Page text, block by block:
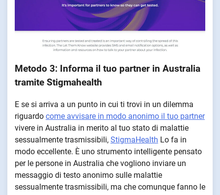
Metodo 3: Informa il tuo partner in Australia
tramite Stigmahealth
E se si arriva a un punto in cui ti trovi in un dilemma
riguardo come avvisare in modo anonimo il tuo partner
vivere in Australia in merito al tuo stato di malattie
sessualmente trasmissibili, StigmaHealth Lo fa in
modo eccellente. È uno strumento intelligente pensato
per le persone in Australia che vogliono inviare un
messaggio di testo anonimo sulle malattie
sessualmente trasmissibili, ma che comunque fanno le